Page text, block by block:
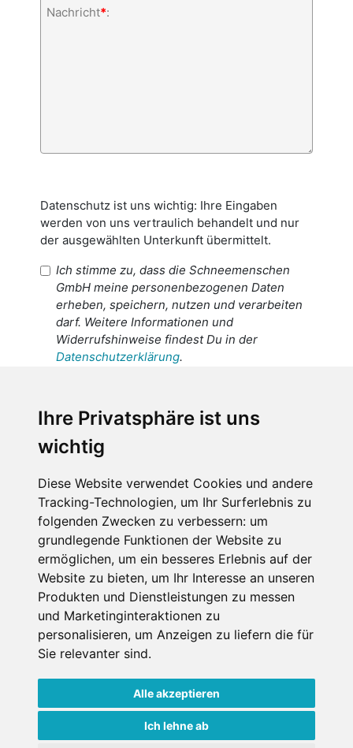
Ihre Privatsphäre ist uns
wichtig
Diese Website verwendet Cookies und andere
Tracking-Technologien, um Ihr Surferlebnis zu
folgenden Zwecken zu verbessern: um
grundlegende Funktionen der Website zu
ermöglichen, um ein besseres Erlebnis auf der
Website zu bieten, um Ihr Interesse an unseren
Produkten und Dienstleistungen zu messen
und Marketinginteraktionen zu
personalisieren, um Anzeigen zu liefern die für
Sie relevanter sind.
Alle akzeptieren
Ich lehne ab
Nachricht*:
Datenschutz ist uns wichtig: Ihre Eingaben
werden von uns vertraulich behandelt und nur
der ausgewählten Unterkunft übermittelt.
Ich stimme zu, dass die Schneemenschen
GmbH meine personenbezogenen Daten
erheben, speichern, nutzen und verarbeiten
darf. Weitere Informationen und
Widerrufshinweise findest Du in der
Datenschutzerklärung.
personenbezogenen Daten an den
Empfänger dieser Nachricht weitergeleitet
werden dürfen. Weitere Informationen und
Datenschutzerklärung.
Anfrage abschicken
Diese Seite ist durch reCAPTCHA geschützt und es
gelten die GoogleDatenschutzerklärung und
Nutzungsbedingungen.
Datenschutzbedingungen
Nutzungsbedingungen Impressum Kontakt